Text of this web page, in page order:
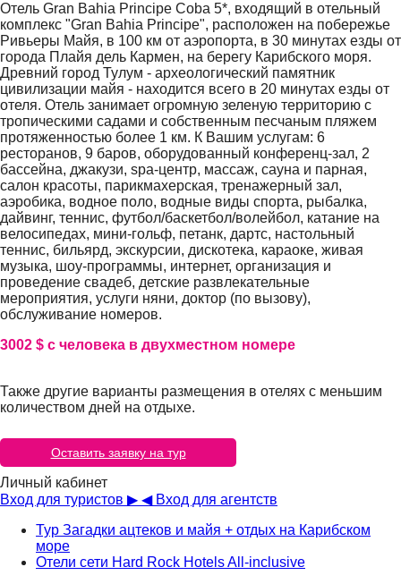
Отель Gran Bahia Principe Coba 5*, входящий в отельный
комплекс "Gran Bahia Principe", расположен на побережье
Ривьеры Майя, в 100 км от аэропорта, в 30 минутах езды от
города Плайя дель Кармен, на берегу Карибского моря.
Древний город Тулум - археологический памятник
цивилизации майя - находится всего в 20 минутах езды от
отеля. Отель занимает огромную зеленую территорию с
тропическими садами и собственным песчаным пляжем
протяженностью более 1 км. К Вашим услугам: 6
ресторанов, 9 баров, оборудованный конференц-зал, 2
бассейна, джакузи, spa-центр, массаж, сауна и парная,
салон красоты, парикмахерская, тренажерный зал,
аэробика, водное поло, водные виды спорта, рыбалка,
дайвинг, теннис, футбол/баскетбол/волейбол, катание на
велосипедах, мини-гольф, петанк, дартс, настольный
теннис, бильярд, экскурсии, дискотека, караоке, живая
музыка, шоу-программы, интернет, организация и
проведение свадеб, детские развлекательные
мероприятия, услуги няни, доктор (по вызову),
обслуживание номеров.
3002 $ с человека в двухместном номере
Также другие варианты размещения в отелях с меньшим
количеством дней на отдыхе.
Оcтавить заявку на тур
Личный кабинет
Вход для туристов ▶ ◀ Вход для агентств
Тур Загадки ацтеков и майя + отдых на Карибском
море
Отели сети Hard Rock Hotels All-inclusive